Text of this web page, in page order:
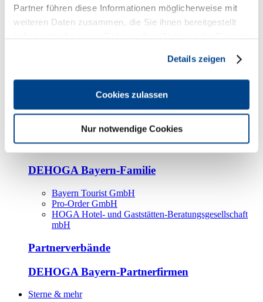
Partner führen diese Informationen möglicherweise mit
weiteren Daten zusammen, die Sie ihnen bereitgestellt
Details zeigen
Cookies zulassen
Nur notwendige Cookies
Kooperationspartner
Tourismusorganisationen
Bayern Tourismus Marketing GmbH
DEHOGA-Familie
Bundesverband
Fachverbände
DEHOGA Bayern-Familie
Bayern Tourist GmbH
Pro-Order GmbH
HOGA Hotel- und Gaststätten-Beratungsgesellschaft
mbH
Partnerverbände
DEHOGA Bayern-Partnerfirmen
Sterne & mehr